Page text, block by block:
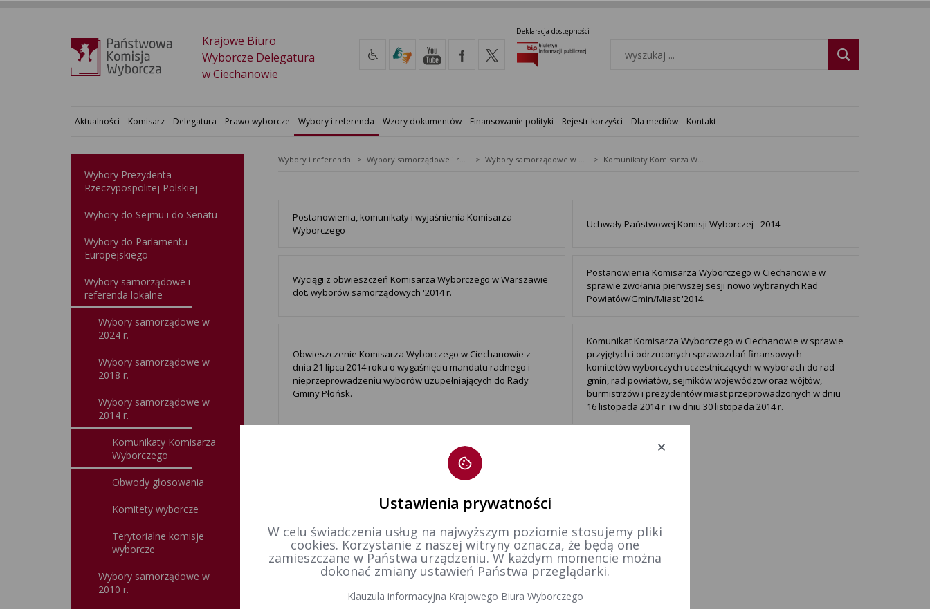
Krajowe Biuro
Wyborcze Delegatura
w Ciechanowie
Deklaracja dostępności
Aktualności Komisarz Delegatura Prawo wyborcze Wybory i referenda Wzory dokumentów Finansowanie polityki Rejestr korzyści Dla mediów Kontakt
Wybory Prezydenta
Rzeczypospolitej Polskiej
Wybory do Sejmu i do Senatu
Wybory do Parlamentu
Europejskiego
Wybory samorządowe i
referenda lokalne
Wybory samorządowe w
2024 r.
Wybory samorządowe w
2018 r.
Wybory samorządowe w
2014 r.
Komunikaty Komisarza
Wyborczego
Obwody głosowania
Komitety wyborcze
Terytorialne komisje
wyborcze
Wybory samorządowe w
2010 r.
Wybory i referenda Wybory samorządowe i referenda lokalne Wybory samorządowe w 2014&nbsp;r. Komunikaty Komisarza Wyborczego
Postanowienia, komunikaty i wyjaśnienia Komisarza
Wyborczego
Uchwały Państwowej Komisji Wyborczej - 2014
Wyciągi z obwieszczeń Komisarza Wyborczego w Warszawie
dot. wyborów samorządowych '2014 r.
Postanowienia Komisarza Wyborczego w Ciechanowie w
sprawie zwołania pierwszej sesji nowo wybranych Rad
Powiatów/Gmin/Miast '2014.
Obwieszczenie Komisarza Wyborczego w Ciechanowie z
dnia 21 lipca 2014 roku o wygaśnięciu mandatu radnego i
nieprzeprowadzeniu wyborów uzupełniających do Rady
Gminy Płońsk.
Komunikat Komisarza Wyborczego w Ciechanowie w sprawie
przyjętych i odrzuconych sprawozdań finansowych
komitetów wyborczych uczestniczących w wyborach do rad
gmin, rad powiatów, sejmików województw oraz wójtów,
burmistrzów i prezydentów miast przeprowadzonych w dniu
16 listopada 2014 r. i w dniu 30 listopada 2014 r.
Ustawienia prywatności
W celu świadczenia usług na najwyższym poziomie stosujemy pliki
cookies. Korzystanie z naszej witryny oznacza, że będą one
zamieszczane w Państwa urządzeniu. W każdym momencie można
dokonać zmiany ustawień Państwa przeglądarki.
Klauzula informacyjna Krajowego Biura Wyborczego